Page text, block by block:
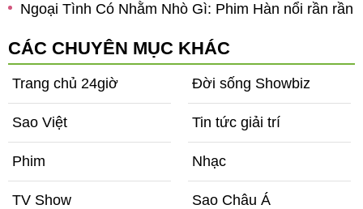
Ngoại Tình Có Nhằm Nhò Gì: Phim Hàn nổi rần rần
điên đảo ở tuổi 56
CÁC CHUYÊN MỤC KHÁC
Trang chủ 24giờ Đời sống Showbiz
Sao Việt Tin tức giải trí
Phim Nhạc
TV Show Sao Châu Á